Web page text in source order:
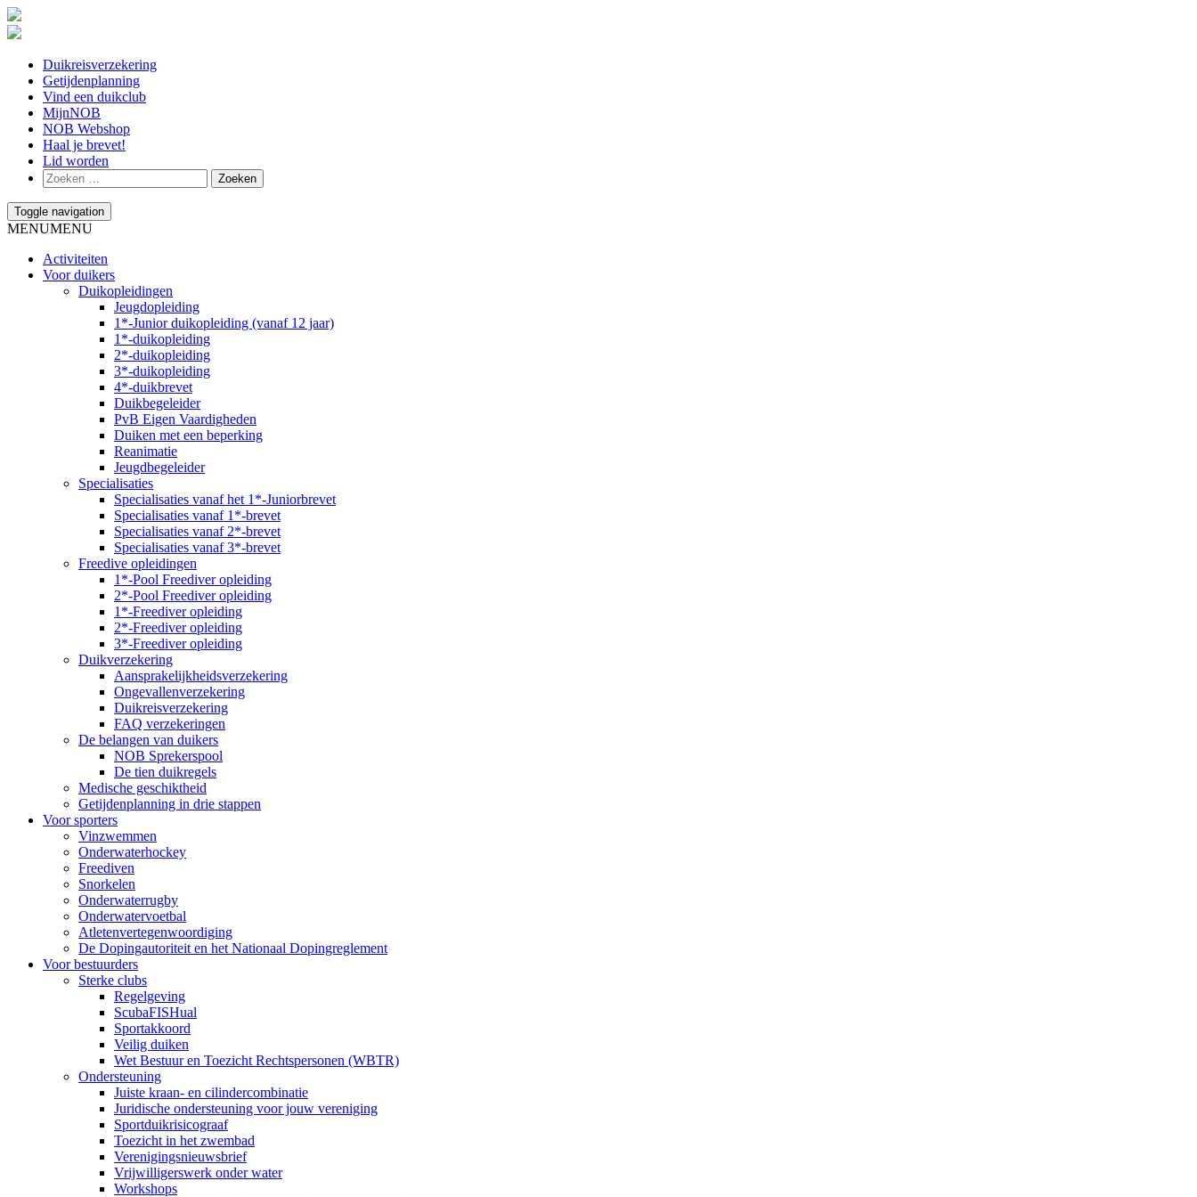
Duikreisverzekering
Getijdenplanning
Vind een duikclub
MijnNOB
NOB Webshop
Haal je brevet!
Lid worden
Toggle navigation
MENUMENU
Activiteiten
Voor duikers
Duikopleidingen
Jeugdopleiding
1*-Junior duikopleiding (vanaf 12 jaar)
1*-duikopleiding
2*-duikopleiding
3*-duikopleiding
4*-duikbrevet
Duikbegeleider
PvB Eigen Vaardigheden
Duiken met een beperking
Reanimatie
Jeugdbegeleider
Specialisaties
Specialisaties vanaf het 1*-Juniorbrevet
Specialisaties vanaf 1*-brevet
Specialisaties vanaf 2*-brevet
Specialisaties vanaf 3*-brevet
Freedive opleidingen
1*-Pool Freediver opleiding
2*-Pool Freediver opleiding
1*-Freediver opleiding
2*-Freediver opleiding
3*-Freediver opleiding
Duikverzekering
Aansprakelijkheidsverzekering
Ongevallenverzekering
Duikreisverzekering
FAQ verzekeringen
De belangen van duikers
NOB Sprekerspool
De tien duikregels
Medische geschiktheid
Getijdenplanning in drie stappen
Voor sporters
Vinzwemmen
Onderwaterhockey
Freediven
Snorkelen
Onderwaterrugby
Onderwatervoetbal
Atletenvertegenwoordiging
De Dopingautoriteit en het Nationaal Dopingreglement
Voor bestuurders
Sterke clubs
Regelgeving
ScubaFISHual
Sportakkoord
Veilig duiken
Wet Bestuur en Toezicht Rechtspersonen (WBTR)
Ondersteuning
Juiste kraan- en cilindercombinatie
Juridische ondersteuning voor jouw vereniging
Sportduikrisicograaf
Toezicht in het zwembad
Verenigingsnieuwsbrief
Vrijwilligerswerk onder water
Workshops